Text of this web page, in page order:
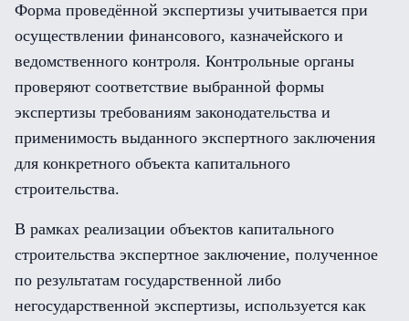
Форма проведённой экспертизы учитывается при
осуществлении финансового, казначейского и
ведомственного контроля. Контрольные органы
проверяют соответствие выбранной формы
экспертизы требованиям законодательства и
применимость выданного экспертного заключения
для конкретного объекта капитального
строительства.
В рамках реализации объектов капитального
строительства экспертное заключение, полученное
по результатам государственной либо
негосударственной экспертизы, используется как